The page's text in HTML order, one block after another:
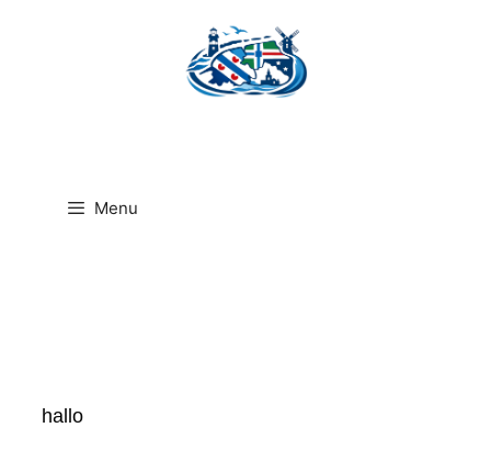
Menu
hallo